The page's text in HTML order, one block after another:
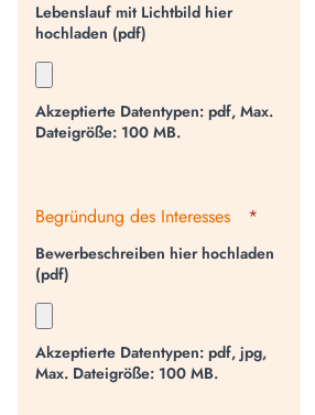
Lebenslauf mit Lichtbild hier
hochladen (pdf)
Akzeptierte Datentypen: pdf, Max.
Dateigröße: 100 MB.
Begründung des Interesses *
Bewerbeschreiben hier hochladen
(pdf)
Akzeptierte Datentypen: pdf, jpg,
Max. Dateigröße: 100 MB.